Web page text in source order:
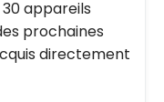
appareils
prochaines
directement